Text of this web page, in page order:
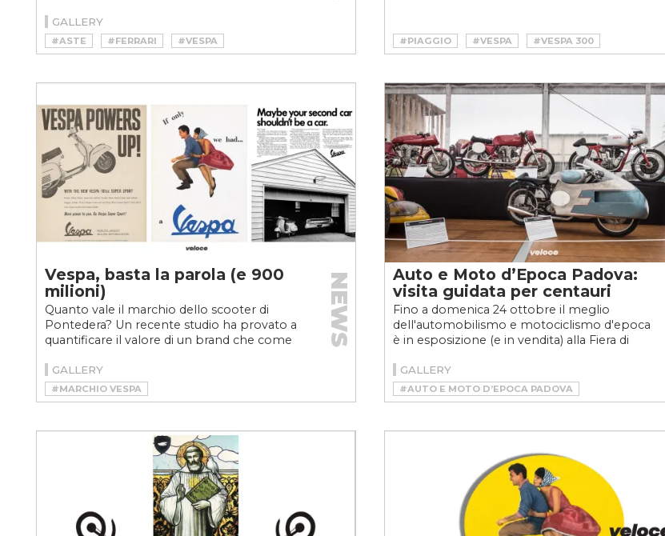
GALLERY
#ASTE #FERRARI #VESPA #PIAGGIO #VESPA #VESPA 300
Vespa, basta la parola (e 900
milioni)
Quanto vale il marchio dello scooter di
Pontedera? Un recente studio ha provato a
quantificare il valore di un brand che come
NEWS
GALLERY
#MARCHIO VESPA
#MARCHIO VESPA VALORE
#MOTO
Auto e Moto d’Epoca Padova:
visita guidata per centauri
Fino a domenica 24 ottobre il meglio
dell'automobilismo e motociclismo d'epoca
è in esposizione (e in vendita) alla Fiera di
GALLERY
#AUTO E MOTO D’EPOCA PADOVA
#AUTO E MOTO D’EPOCA PADOVA 2021
#GIACOMO AGOSTINI
#LAMBRETTA
#MOTO MORINI SETTEBELLO 175
#MV AGUSTA
#RUOTE DA SOGNO
#VELOCEMOTO
#VESPA